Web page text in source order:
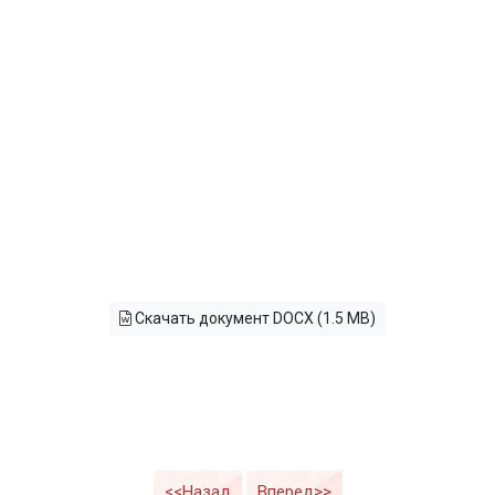
Скачать документ DOCX (1.5 MB)